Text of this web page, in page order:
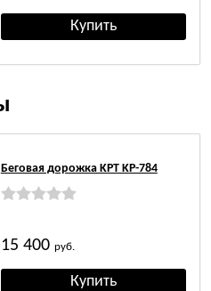
Беговая дорожка KPT KP-784
15 400 руб.